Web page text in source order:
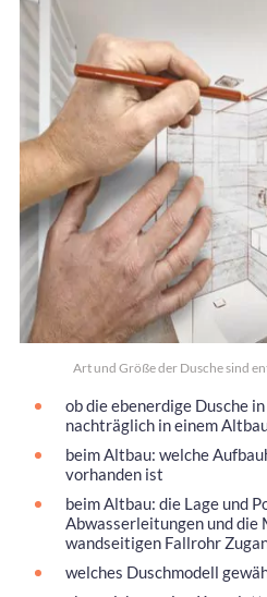
Art und Größe der Dusche sind
ob die ebenerdige Dusche
nachträglich in einem
beim Altbau: welche
vorhanden ist
beim Altbau: die Lage und
Abwasserleitungen und die
wandseitigen Fallrohr
welches Duschmodell